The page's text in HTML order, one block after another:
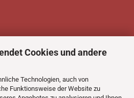
Cookies und andere
Technologien, auch von
Funktionsweise der Website zu